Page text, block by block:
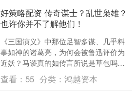
好策略配资 传奇谋士？乱世枭雄？
也许你并不了解他们！
《三国演义》中那位足智多谋、几乎料
事如神的诸葛亮，为何会被鲁迅评价为
近妖？马谡真的如传言所说是草包吗？
书中的曹操，又和历史上的曹操究竟有
多少差距？本期文学客厅，....
查看： 55 分类：鸿越资本